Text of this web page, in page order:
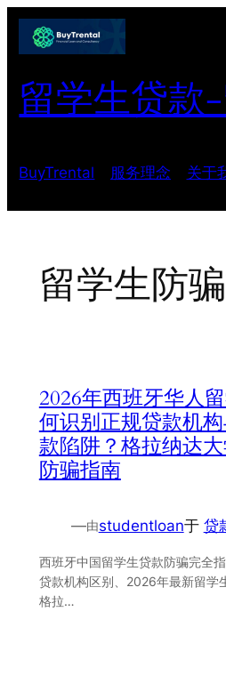
跳
留学生贷款
BuyTrental 服务理念 关于
留学生防
2026年西班牙华人
何识别正规贷款机
款陷阱？格拉纳达
防骗指南
—由studentloan于 贷
西班牙中国留学生贷款防骗完全
贷款机构区别、2026年最新留学
格拉…